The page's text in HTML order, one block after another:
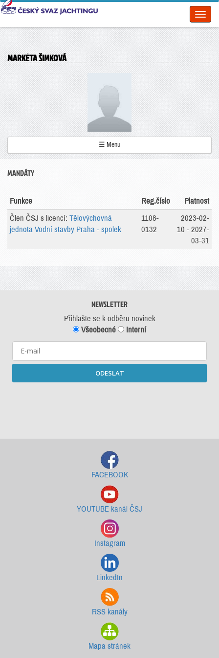
MARKÉTA ŠIMKOVÁ
☰ Menu
MANDÁTY
Funkce Reg.číslo Platnost
Člen ČSJ s licencí: Tělovýchovná
jednota Vodní stavby Praha - spolek
1108-
0132
2023-02-
10 - 2027-
03-31
NEWSLETTER
Přihlašte se k odběru novinek
Všeobecné
Interní
ODESLAT
FACEBOOK
YOUTUBE kanál ČSJ
Instagram
LinkedIn
RSS kanály
Mapa stránek